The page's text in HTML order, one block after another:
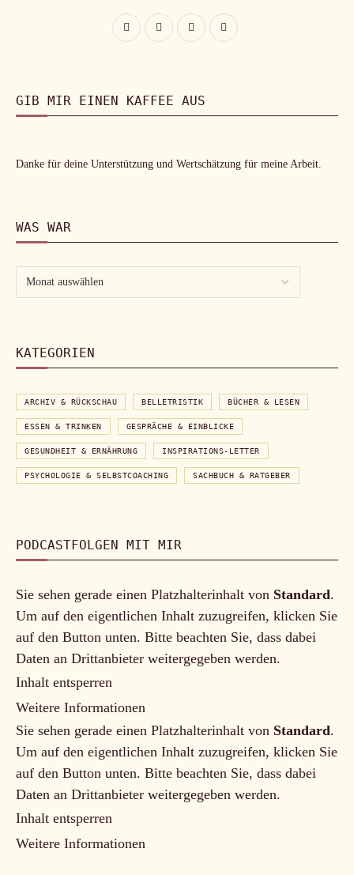
GIB MIR EINEN KAFFEE AUS
Danke für deine Unterstützung und Wertschätzung für meine Arbeit.
WAS WAR
KATEGORIEN
ARCHIV & RÜCKSCHAU BELLETRISTIK BÜCHER & LESEN
ESSEN & TRINKEN GESPRÄCHE & EINBLICKE
GESUNDHEIT & ERNÄHRUNG INSPIRATIONS-LETTER
PSYCHOLOGIE & SELBSTCOACHING SACHBUCH & RATGEBER
PODCASTFOLGEN MIT MIR
Sie sehen gerade einen Platzhalterinhalt von Standard.
Um auf den eigentlichen Inhalt zuzugreifen, klicken Sie
auf den Button unten. Bitte beachten Sie, dass dabei
Daten an Drittanbieter weitergegeben werden.
Inhalt entsperren
Weitere Informationen
Sie sehen gerade einen Platzhalterinhalt von Standard.
Um auf den eigentlichen Inhalt zuzugreifen, klicken Sie
auf den Button unten. Bitte beachten Sie, dass dabei
Daten an Drittanbieter weitergegeben werden.
Inhalt entsperren
Weitere Informationen